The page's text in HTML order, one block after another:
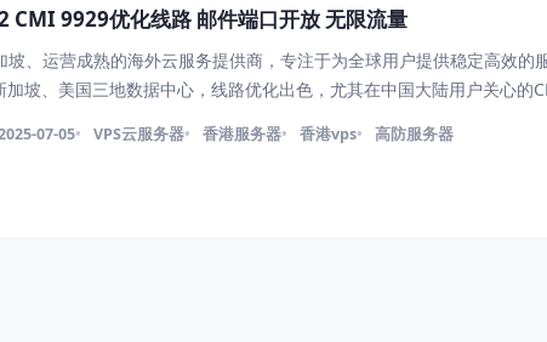
CMI 9929优化线路 邮件端口开放 无限流量
坡、运营成熟的海外云服务提供商，专注于为全球用户提供稳定高效的
坡、美国三地数据中心，线路优化出色，尤其在中国大陆用户关心的
面表现优异，适用于建站、跨境业务、加速访问等多种场景。 除 VPS 与
07-05 VPS云服务器 香港服务器 香港vps 高防服务器